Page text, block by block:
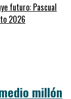
futuro: Pascual
2026
millón